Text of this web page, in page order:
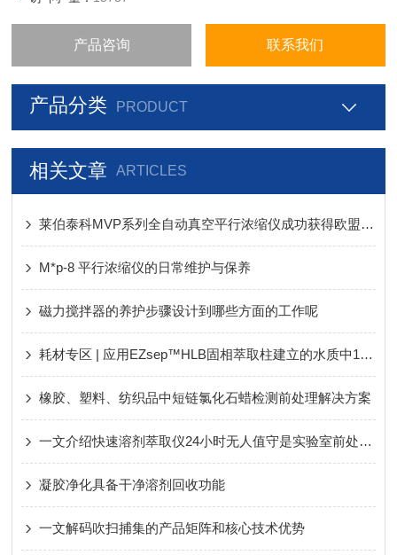
产品咨询 联系我们
产品分类 PRODUCT
相关文章 ARTICLES
莱伯泰科MVP系列全自动真空平行浓缩仪成功获得欧盟CE认证
M*p-8 平行浓缩仪的日常维护与保养
磁力搅拌器的养护步骤设计到哪些方面的工作呢
耗材专区 | 应用EZsep™HLB固相萃取柱建立的水质中12种有机磷的检测方法
橡胶、塑料、纺织品中短链氯化石蜡检测前处理解决方案
一文介绍快速溶剂萃取仪24小时无人值守是实验室前处理提速神器
凝胶净化具备干净溶剂回收功能
一文解码吹扫捕集的产品矩阵和核心技术优势